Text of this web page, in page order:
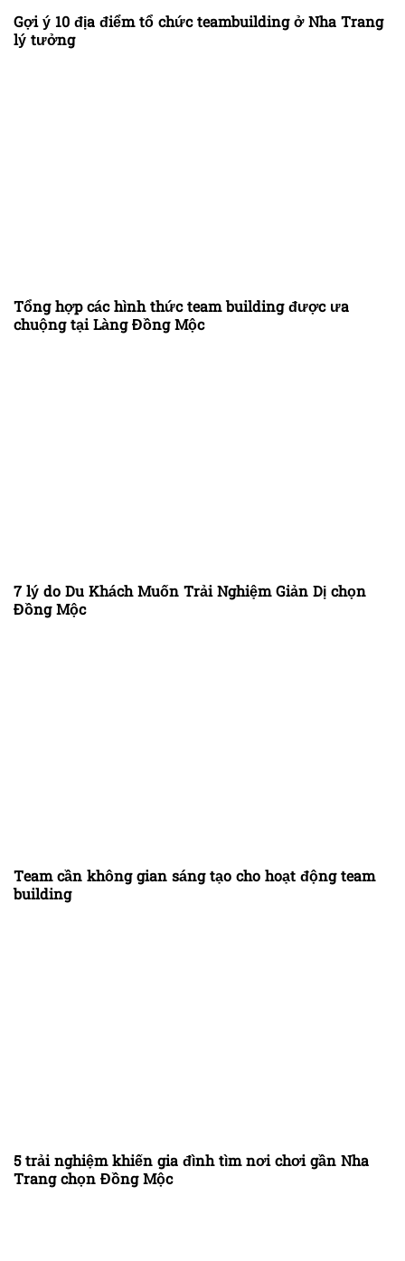
Gợi ý 10 địa điểm tổ chức teambuilding ở Nha Trang
lý tưởng
Tổng hợp các hình thức team building được ưa
chuộng tại Làng Đồng Mộc
7 lý do Du Khách Muốn Trải Nghiệm Giản Dị chọn
Đồng Mộc
Team cần không gian sáng tạo cho hoạt động team
building
5 trải nghiệm khiến gia đình tìm nơi chơi gần Nha
Trang chọn Đồng Mộc